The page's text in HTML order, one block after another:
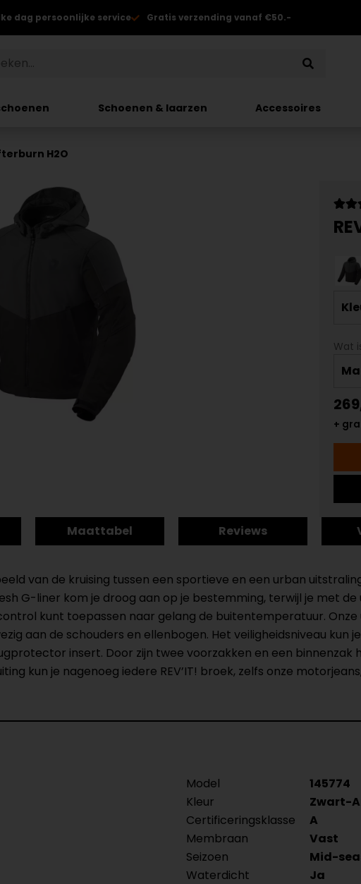
dag persoonlijke service Gratis verzending vanaf €50.-
Schoenen & laarzen Accessoires
H2O
Wat
+
Maattabel Reviews
van de kruising tussen een sportieve en een urban
G-liner kom je droog aan op je bestemming, terwijl je met
kunt toepassen naar gelang de buitentemperatuur.
aan de schouders en ellenbogen. Het veiligheidsniveau kun
insert. Door zijn twee voorzakken en een binnenzak
kun je nagenoeg iedere REV’IT! broek, zelfs onze
Model
145774
Kleur
Zwart-
Certificeringsklasse
A
Membraan
Vast
Seizoen
Mid-
Waterdicht
Ja